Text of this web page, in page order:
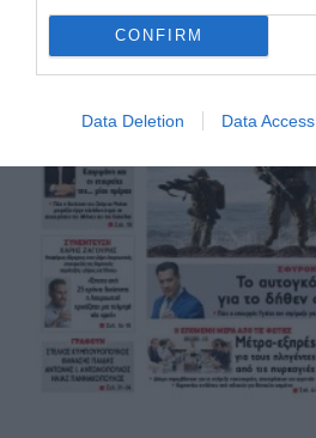
CONFIRM
Data Deletion Data Access